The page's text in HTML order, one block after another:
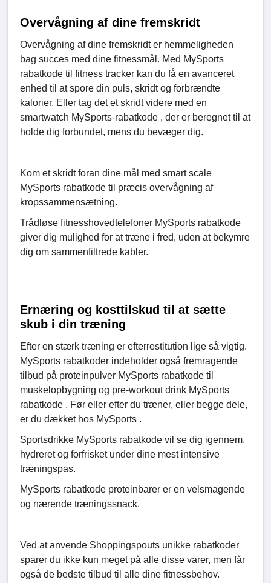
Overvågning af dine fremskridt
Overvågning af dine fremskridt er hemmeligheden
bag succes med dine fitnessmål. Med MySports
rabatkode til fitness tracker kan du få en avanceret
enhed til at spore din puls, skridt og forbrændte
kalorier. Eller tag det et skridt videre med en
smartwatch MySports-rabatkode , der er beregnet til at
holde dig forbundet, mens du bevæger dig.
Kom et skridt foran dine mål med smart scale
MySports rabatkode til præcis overvågning af
kropssammensætning.
Trådløse fitnesshovedtelefoner MySports rabatkode
giver dig mulighed for at træne i fred, uden at bekymre
dig om sammenfiltrede kabler.
Ernæring og kosttilskud til at sætte
skub i din træning
Efter en stærk træning er efterrestitution lige så vigtig.
MySports rabatkoder indeholder også fremragende
tilbud på proteinpulver MySports rabatkode til
muskelopbygning og pre-workout drink MySports
rabatkode . Før eller efter du træner, eller begge dele,
er du dækket hos MySports .
Sportsdrikke MySports rabatkode vil se dig igennem,
hydreret og forfrisket under dine mest intensive
træningspas.
MySports rabatkode proteinbarer er en velsmagende
og nærende træningssnack.
Ved at anvende Shoppingspouts unikke rabatkoder
sparer du ikke kun meget på alle disse varer, men får
også de bedste tilbud til alle dine fitnessbehov.